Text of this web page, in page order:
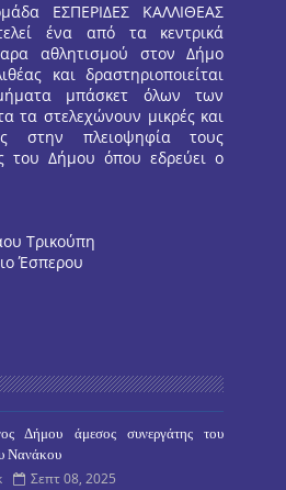
ΕΣΠΕΡΙΔΕΣ ΚΑΛΛΙΘΕΑΣ
ένα από τα κεντρικά
αθλητισμού στον Δήμο
και δραστηριοποιείται
μπάσκετ όλων των
τα στελεχώνουν μικρές και
στην πλειοψηφία τους
του Δήμου όπου εδρεύει ο
Τρικούπη
Έσπερου
Δήμου άμεσος συνεργάτης του
Νανάκου
Σεπτ 08, 2025